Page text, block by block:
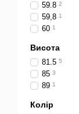
59.8 2
59,8 1
60 1
Висота
81.5 5
85 3
89 1
Колір